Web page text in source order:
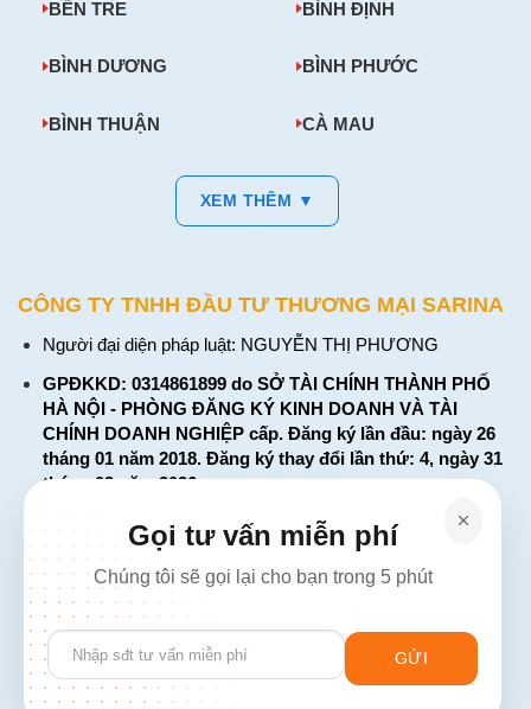
BẾN TRE BÌNH ĐỊNH
BÌNH DƯƠNG BÌNH PHƯỚC
BÌNH THUẬN CÀ MAU
XEM THÊM ▼
CÔNG TY TNHH ĐẦU TƯ THƯƠNG MẠI SARINA
Người đại diện pháp luật: NGUYỄN THỊ PHƯƠNG
GPĐKKD: 0314861899 do SỞ TÀI CHÍNH THÀNH PHỐ
HÀ NỘI - PHÒNG ĐĂNG KÝ KINH DOANH VÀ TÀI
CHÍNH DOANH NGHIỆP cấp. Đăng ký lần đầu: ngày 26
tháng 01 năm 2018. Đăng ký thay đổi lần thứ: 4, ngày 31
tháng 03 năm 2026
226 Đường Láng, Đống Đa, Hà Nội
137 Đường Hòa Hưng, Phường 12, Quận 10, TP. Hồ Chí
Minh
Hotline: 1900 2106 - 0386 001 001
Email:Giaiphap3g@gmail.com
Gọi tư vấn miễn phí
Chúng tôi sẽ gọi lại cho bạn trong 5 phút
Please
leave